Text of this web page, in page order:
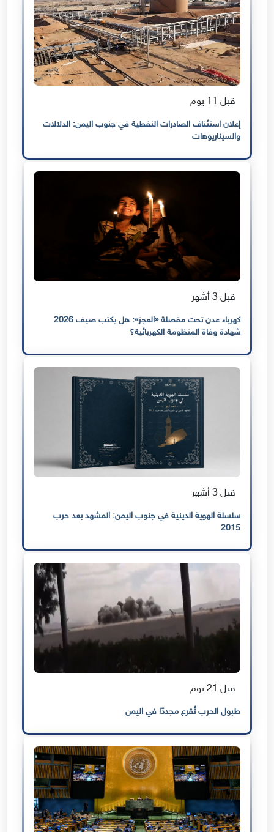
قبل 11 يوم
إعلان استئناف الصادرات النفطية في جنوب اليمن: الدلالات
والسيناريوهات
قبل 3 أشهر
كهرباء عدن تحت مقصلة «العجز»: هل يكتب صيف 2026
شهادة وفاة المنظومة الكهربائية؟
قبل 3 أشهر
سلسلة الهوية الدينية في جنوب اليمن: المشهد بعد حرب
2015
قبل 21 يوم
طبول الحرب تُقرع مجددًا في اليمن